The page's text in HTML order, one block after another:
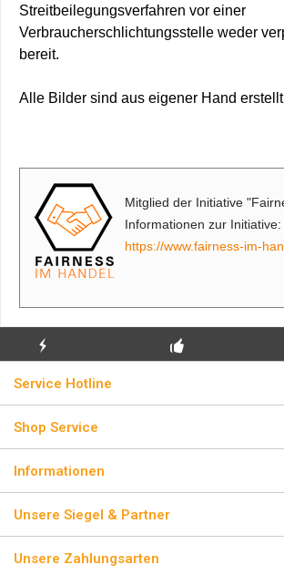
Streitbeilegungsverfahren vor einer
Verbraucherschlichtungsstelle weder
bereit.
Alle Bilder sind aus eigener Hand
Mitglied der Initiative
Informationen zur Initiative:
https://www.fairness-im-
BLITZVERSAND
Service Hotline
Shop Service
Informationen
Unsere Siegel & Partner
Unsere Zahlungsarten